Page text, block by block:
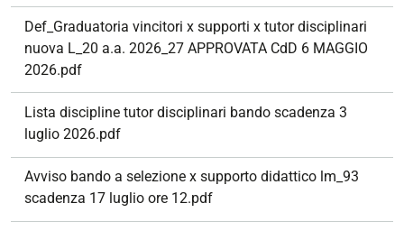
Def_Graduatoria vincitori x supporti x tutor disciplinari
nuova L_20 a.a. 2026_27 APPROVATA CdD 6 MAGGIO
2026.pdf
Lista discipline tutor disciplinari bando scadenza 3
luglio 2026.pdf
Avviso bando a selezione x supporto didattico lm_93
scadenza 17 luglio ore 12.pdf